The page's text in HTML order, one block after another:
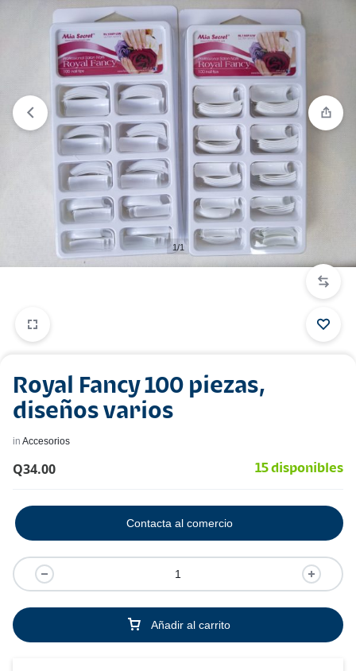
Ver lista de deseos
“Lima 100/100” has been added to
your wishlist
1/1
Royal Fancy 100 piezas,
diseños varios
in Accesorios
Q34.00 15 disponibles
Añadir al carrito
Contacta al comercio